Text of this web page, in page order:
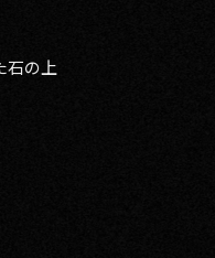
石の上